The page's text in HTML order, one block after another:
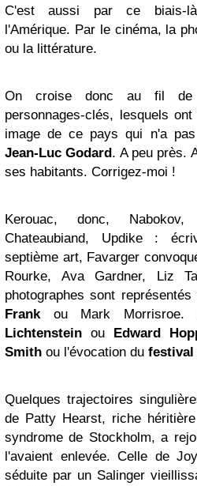
C'est aussi par ce biais-
l'Amérique. Par le cinéma, la
ou la littérature.
On croise donc au fil de
personnages-clés, lesquels
image de ce pays qui n'a
Jean-Luc Godard. A peu près.
ses habitants. Corrigez-moi !
Kerouac, donc, Nabokov,
Chateaubiand, Updike :
septième art, Favarger
Rourke, Ava Gardner, Liz
photographes sont
Frankou Mark Morrisroe.
Lichtenstein ou Edward
Smith ou l'évocation du festival
Quelques trajectoires
de Patty Hearst, riche
syndrome de Stockholm, a
l'avaient enlevée. Celle de
séduite par un Salinger